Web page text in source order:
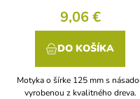
9,06 €
DO KOŠÍKA
Motyka o šírke 125 mm s
vyrobenou z kvalitného dreva.